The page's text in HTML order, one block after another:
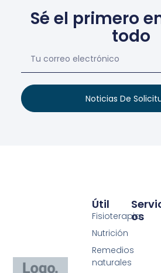
Sé el primero
todo
Noticias De
Os
Útil
Fisioterapia
Nutrición
Remedios
naturales